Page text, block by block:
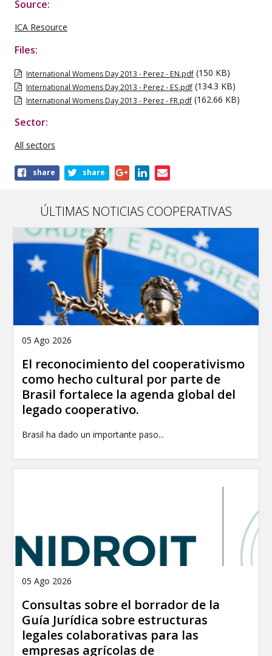
Source:
ICA Resource
Files:
International Womens Day 2013 - Perez - EN.pdf (150 KB)
International Womens Day 2013 - Perez - ES.pdf (134.3 KB)
International Womens Day 2013 - Perez - FR.pdf (162.66 KB)
Sector:
All sectors
Shareshare share
ÚLTIMAS NOTICIAS COOPERATIVAS
05 Ago 2026
El reconocimiento del cooperativismo
como hecho cultural por parte de
Brasil fortalece la agenda global del
legado cooperativo.
Brasil ha dado un importante paso...
05 Ago 2026
Consultas sobre el borrador de la
Guía Jurídica sobre estructuras
legales colaborativas para las
empresas agrícolas de